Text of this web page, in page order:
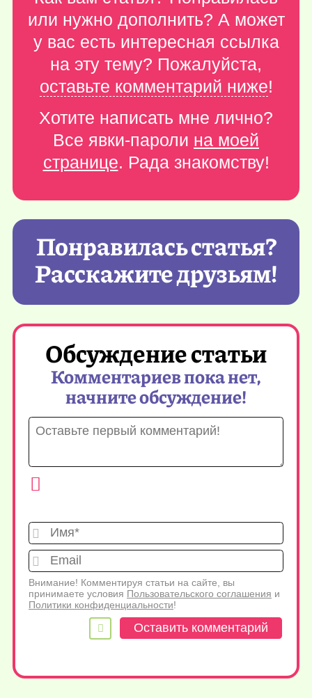
или нужно дополнить? А может
у вас есть интересная ссылка
на эту тему? Пожалуйста,
оставьте комментарий ниже!
Хотите написать мне лично?
Все явки-пароли на моей
странице. Рада знакомству!
Понравилась статья?
Расскажите друзьям!
Обсуждение статьи
Комментариев пока нет,
начните обсуждение!
Имя*
Внимание! Комментируя статьи на сайте, вы
принимаете условия Пользовательского соглашения и
Политики конфиденциальности!